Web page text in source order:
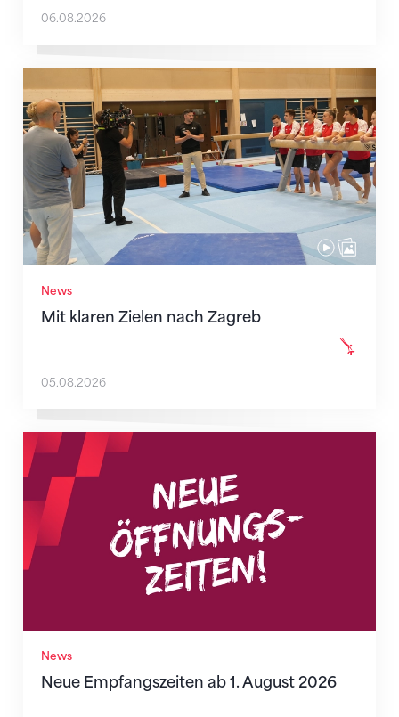
06.08.2026
News
Mit klaren Zielen nach Zagreb
Mit klaren Zielen nach Zagreb
05.08.2026
News
Neue Empfangszeiten ab 1. August 2026
Neue Empfangszeiten ab 1. August 2026